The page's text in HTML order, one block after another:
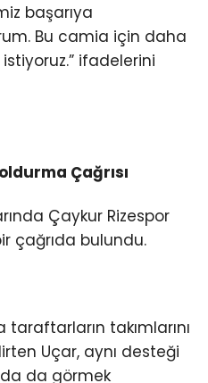
başarıya
Bu camia için daha
ifadelerini
Çağrısı
Çaykur Rizespor
çağrıda bulundu.
takımlarını
Uçar, aynı desteği
da görmek